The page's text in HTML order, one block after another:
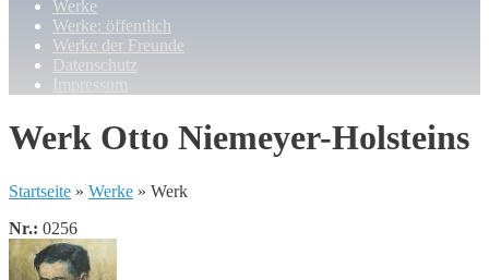
Werke
Werke: öffentlich
Werke der Freunde
Datenschutz
Impressum
Werk Otto Niemeyer-Holsteins
Startseite » Werke » Werk
Nr.: 0256